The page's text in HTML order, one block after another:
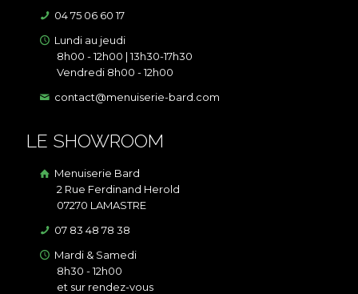
04 75 06 60 17
Lundi au jeudi
8h00 - 12h00 | 13h30-17h30
Vendredi 8h00 - 12h00
contact@menuiserie-bard.com
LE SHOWROOM
Menuiserie Bard
2 Rue Ferdinand Herold
07270 LAMASTRE
07 83 48 78 38
Mardi & Samedi
8h30 - 12h00
et sur rendez-vous